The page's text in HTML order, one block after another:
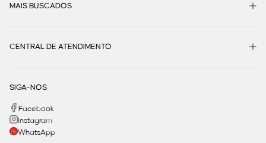
MAIS BUSCADOS
CENTRAL DE ATENDIMENTO
SIGA-NOS
Facebook
Instagram
WhatsApp